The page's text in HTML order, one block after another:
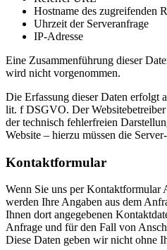
Hostname des zugreifenden
Uhrzeit der Serveranfrage
IP-Adresse
Eine Zusammenführung dieser
wird nicht vorgenommen.
Die Erfassung dieser Daten erfolgt
lit. f DSGVO. Der Websitebetreiber
der technisch fehlerfreien
Website – hierzu müssen die
Kontaktformular
Wenn Sie uns per Kontaktformular
werden Ihre Angaben aus dem
Ihnen dort angegebenen
Anfrage und für den Fall von
Diese Daten geben wir nicht ohne